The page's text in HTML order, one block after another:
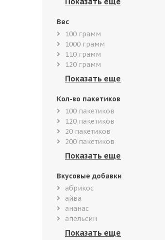
Вес
100 грамм
1000 грамм
110 грамм
120 грамм
Кол-во пакетиков
100 пакетиков
120 пакетиков
20 пакетиков
200 пакетиков
Вкусовые добавки
абрикос
айва
ананас
апельсин